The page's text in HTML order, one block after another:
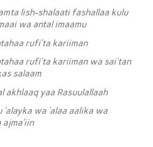
lish-shalaati fashallaa kulu
wa antal imaamu
rufi’ta kariiman
rufi’ta kariiman wa sai’tan
salaam
akhlaaq yaa Rasuulallaah
‘alayka wa ‘alaa aalika wa